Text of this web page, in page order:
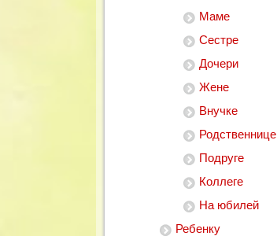
Маме
Сестре
Дочери
Жене
Внучке
Родственнице
Подруге
Коллеге
На юбилей
Ребенку